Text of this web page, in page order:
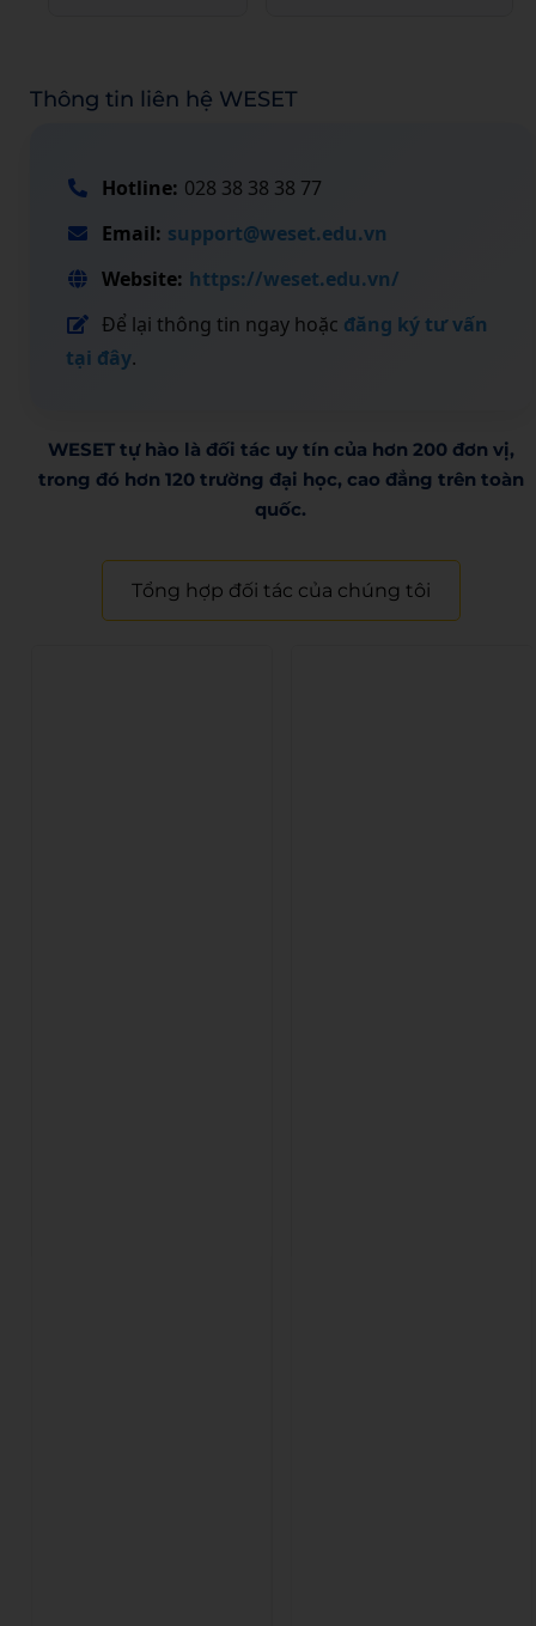
Thông tin liên hệ WESET
Hotline: 028 38 38 38 77
Email: support@weset.edu.vn
Website: https://weset.edu.vn/
Để lại thông tin ngay hoặc đăng ký tư vấn
tại đây.
WESET tự hào là đối tác uy tín của hơn 200 đơn vị,
trong đó hơn 120 trường đại học, cao đẳng trên toàn
quốc.​
Tổng hợp đối tác của chúng tôi